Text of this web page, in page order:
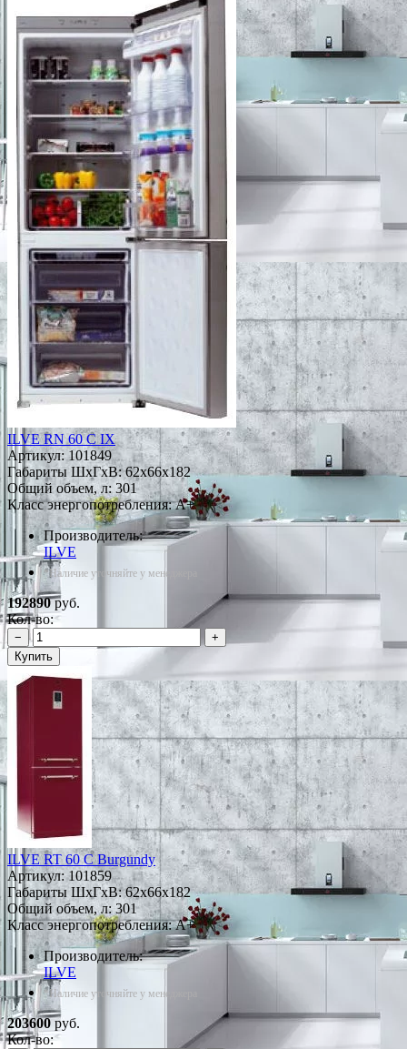
ILVE RN 60 C IX
Артикул:101849
Габариты ШxГxВ: 62x66x182
Общий объем, л: 301
Класс энергопотребления: A+
Производитель:
ILVE
*Наличие уточняйте у менеджера
192890руб.
Кол-во:
−
+
Купить
ILVE RT 60 C Burgundy
Артикул:101859
Габариты ШxГxВ: 62x66x182
Общий объем, л: 301
Класс энергопотребления: A+
Производитель:
ILVE
*Наличие уточняйте у менеджера
203600руб.
Кол-во: